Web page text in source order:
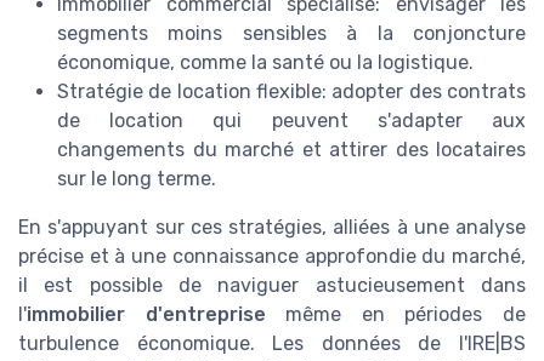
Immobilier commercial spécialisé: envisager les
segments moins sensibles à la conjoncture
économique, comme la santé ou la logistique.
Stratégie de location flexible: adopter des contrats
de location qui peuvent s'adapter aux
changements du marché et attirer des locataires
sur le long terme.
En s'appuyant sur ces stratégies, alliées à une analyse
précise et à une connaissance approfondie du marché,
il est possible de naviguer astucieusement dans
l'immobilier d'entreprise même en périodes de
turbulence économique. Les données de l'IRE|BS